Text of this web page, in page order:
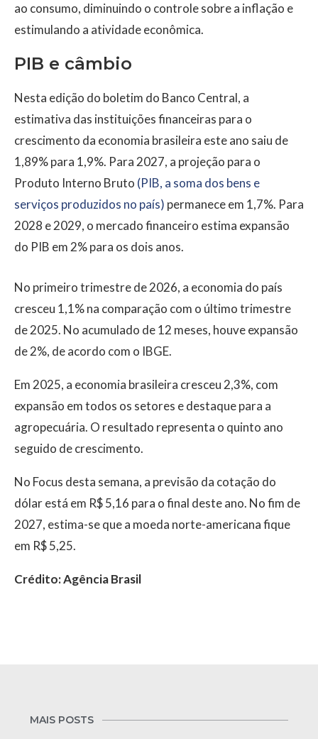
ao consumo, diminuindo o controle sobre a inflação e
estimulando a atividade econômica.
PIB e câmbio
Nesta edição do boletim do Banco Central, a
estimativa das instituições financeiras para o
crescimento da economia brasileira este ano saiu de
1,89% para 1,9%. Para 2027, a projeção para o
Produto Interno Bruto (PIB, a soma dos bens e
serviços produzidos no país) permanece em 1,7%. Para
2028 e 2029, o mercado financeiro estima expansão
do PIB em 2% para os dois anos.
No primeiro trimestre de 2026, a economia do país
cresceu ​1,1% na comparação com o último trimestre
de 2025. No acumulado de 12 meses, houve expansão
de 2%, de acordo com o IBGE.
Em 2025, a economia brasileira cresceu 2,3%, com
expansão em todos os setores e destaque para a
agropecuária. O resultado representa o quinto ano
seguido de crescimento.
No Focus desta semana, a previsão da cotação do
dólar está em R$ 5,16 para o final deste ano. No fim de
2027, estima-se que a moeda norte-americana fique
em R$ 5,25.
Crédito: Agência Brasil
MAIS POSTS